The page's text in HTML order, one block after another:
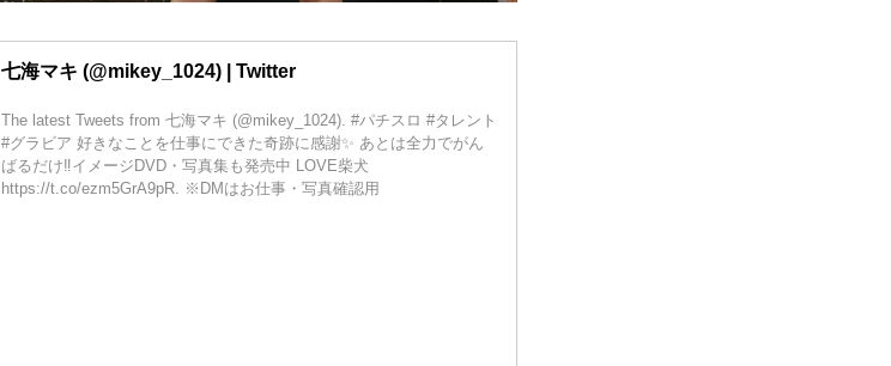
七海マキ (@mikey_1024) | Twitter
The latest Tweets from 七海マキ (@mikey_1024). #パチスロ #タレント
#グラビア 好きなことを仕事にできた奇跡に感謝✨ あとは全力でがん
ばるだけ‼️イメージDVD・写真集も発売中 LOVE柴犬
https://t.co/ezm5GrA9pR. ※DMはお仕事・写真確認用